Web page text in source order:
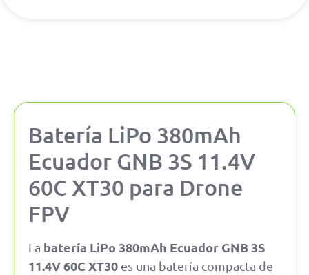
Batería LiPo 380mAh
Ecuador GNB 3S 11.4V
60C XT30 para Drone
FPV
La batería LiPo 380mAh Ecuador GNB 3S
11.4V 60C XT30 es una batería compacta de